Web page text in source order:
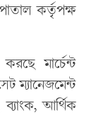
কর্তৃপক্ষ
মার্চেন্ট
ম্যানেজমেন্ট
আর্থিক